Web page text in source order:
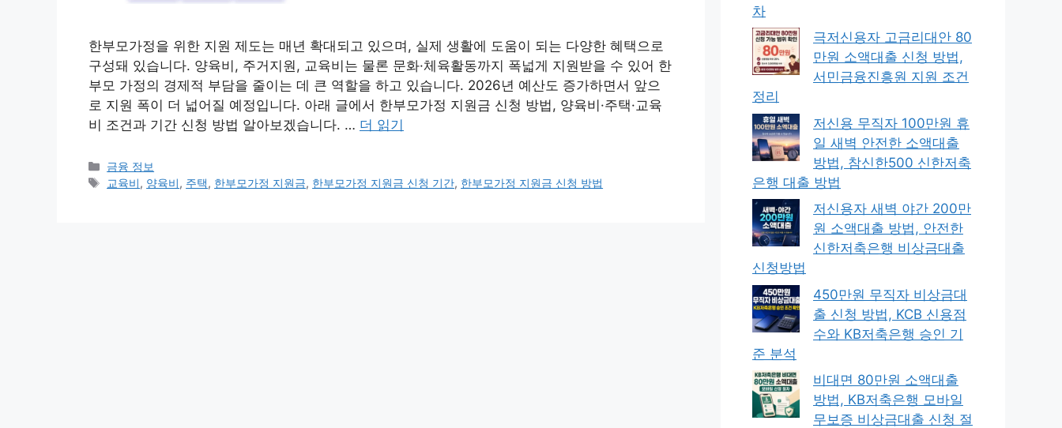
한부모가정을 위한 지원 제도는 매년 확대되고 있으며, 실제 생활에 도움이 되는 다양한 혜택으로
구성돼 있습니다. 양육비, 주거지원, 교육비는 물론 문화·체육활동까지 폭넓게 지원받을 수 있어 한
부모 가정의 경제적 부담을 줄이는 데 큰 역할을 하고 있습니다. 2026년 예산도 증가하면서 앞으
로 지원 폭이 더 넓어질 예정입니다. 아래 글에서 한부모가정 지원금 신청 방법, 양육비·주택·교육
비 조건과 기간 신청 방법 알아보겠습니다. … 더 읽기
카
테
금융 정보
태
교육비, 양육비, 주택, 한부모가정 지원금, 한부모가정 지원금 신청 기간, 한부모가정 지원금 신청 방법
차
극저신용자 고금리대안 80
만원 소액대출 신청 방법,
서민금융진흥원 지원 조건
정리
저신용 무직자 100만원 휴
일 새벽 안전한 소액대출
방법, 참신한500 신한저축
은행 대출 방법
저신용자 새벽 야간 200만
원 소액대출 방법, 안전한
신한저축은행 비상금대출
신청방법
450만원 무직자 비상금대
출 신청 방법, KCB 신용점
수와 KB저축은행 승인 기
준 분석
비대면 80만원 소액대출
방법, KB저축은행 모바일
무보증 비상금대출 신청 절